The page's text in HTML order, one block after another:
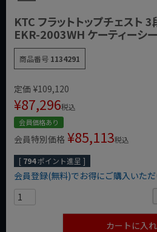
KTC フラットトップチェスト
EKR-2003WH ケーティーシー
商品番号 1134291
定価 ¥109,120
¥87,296税込
会員価格あり
会員特別価格 ¥85,113税込
[ 794ポイント進呈 ]
会員登録(無料)でお得にご購入いた
カートに入